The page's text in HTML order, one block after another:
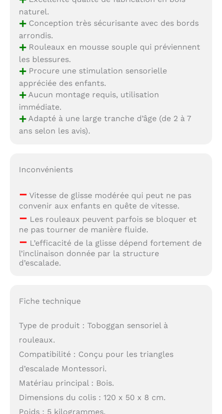
naturel.
+Conception très sécurisante avec des bords
arrondis.
+Rouleaux en mousse souple qui préviennent
les blessures.
+Procure une stimulation sensorielle
appréciée des enfants.
+Aucun montage requis, utilisation
immédiate.
+Adapté à une large tranche d’âge (de 2 à 7
ans selon les avis).
Inconvénients
– Vitesse de glisse modérée qui peut ne pas
convenir aux enfants en quête de vitesse.
– Les rouleaux peuvent parfois se bloquer et
ne pas tourner de manière fluide.
– L’efficacité de la glisse dépend fortement de
l’inclinaison donnée par la structure
d’escalade.
Fiche technique
Type de produit : Toboggan sensoriel à
rouleaux.
Compatibilité : Conçu pour les triangles
d’escalade Montessori.
Matériau principal : Bois.
Dimensions du colis : 120 x 50 x 8 cm.
Poids : 5 kilogrammes.